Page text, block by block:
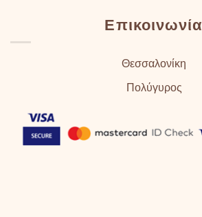
Επικοινωνία
Θεσσαλονίκη
Πολύγυρος